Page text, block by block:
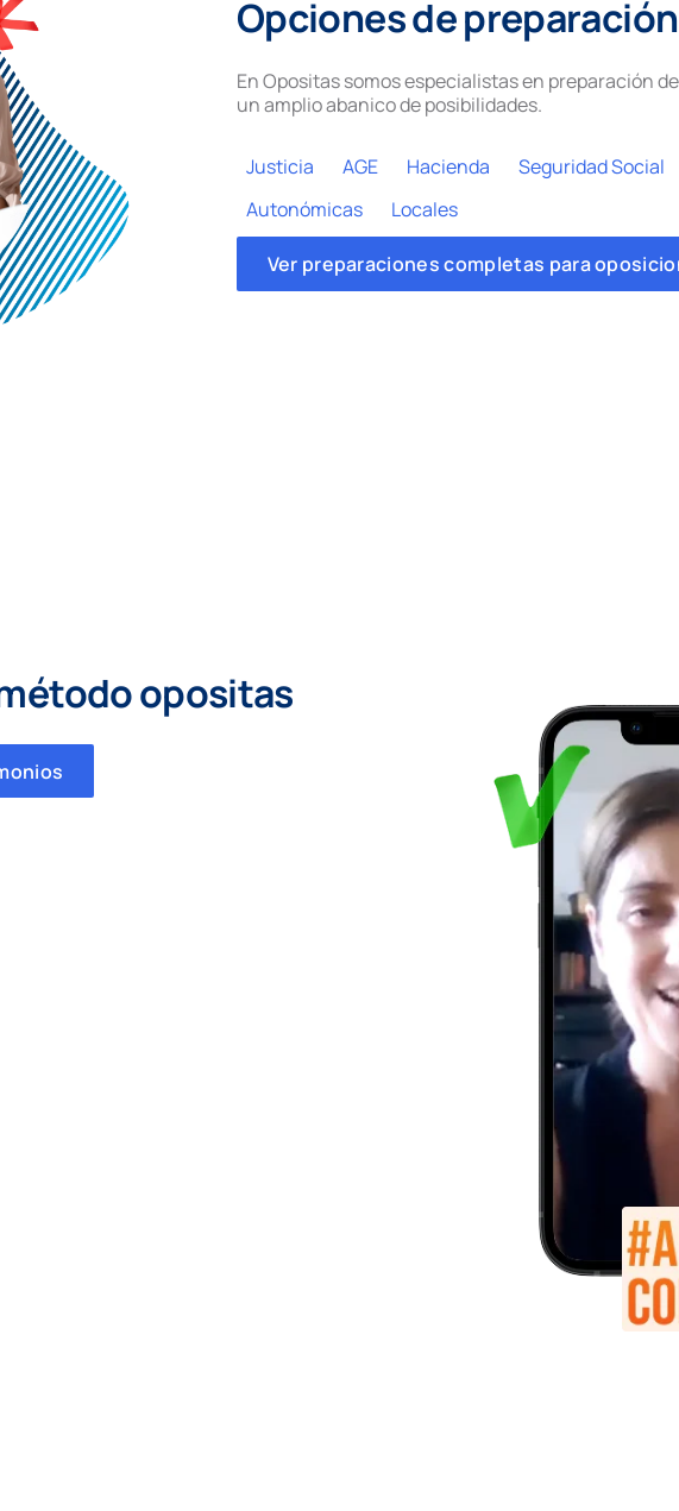
Opciones de
En Opositas somos especialistas en preparación
un amplio abanico de posibilidades.
Justicia AGE Hacienda Seguridad Social
Autonómicas
Locales
Ver preparaciones completas para
opositas